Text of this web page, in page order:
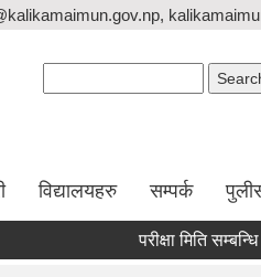
विद्यालयहरु सम्पर्क
परीक्षा मिति सम्बन्धि